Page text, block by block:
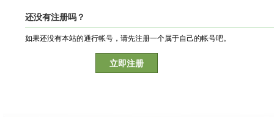
还没有注册吗？
如果还没有本站的通行帐号，请先注册一个属于自己的帐号吧。
立即注册